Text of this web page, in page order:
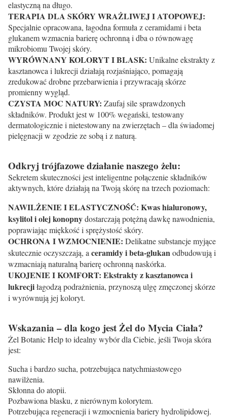
elastyczną na długo.
TERAPIA DLA SKÓRY WRAŻLIWEJ I ATOPOWEJ:
Specjalnie opracowana, łagodna formuła z ceramidami i beta
glukanem wzmacnia barierę ochronną i dba o równowagę
mikrobiomu Twojej skóry.
WYRÓWNANY KOLORYT I BLASK: Unikalne ekstrakty z
kasztanowca i lukrecji działają rozjaśniająco, pomagają
zredukować drobne przebarwienia i przywracają skórze
promienny wygląd.
CZYSTA MOC NATURY: Zaufaj sile sprawdzonych
składników. Produkt jest w 100% wegański, testowany
dermatologicznie i nietestowany na zwierzętach – dla świadomej
pielęgnacji w zgodzie ze sobą i z naturą.
Odkryj trójfazowe działanie naszego żelu:
Sekretem skuteczności jest inteligentne połączenie składników
aktywnych, które działają na Twoją skórę na trzech poziomach:
NAWILŻENIE I ELASTYCZNOŚĆ: Kwas hialuronowy,
ksylitol i olej konopnydostarczają potężną dawkę nawodnienia,
poprawiając miękkość i sprężystość skóry.
OCHRONA I WZMOCNIENIE: Delikatne substancje myjące
skutecznie oczyszczają, a ceramidy i beta-glukanodbudowują i
wzmacniają naturalną barierę ochronną naskórka.
UKOJENIE I KOMFORT: Ekstrakty z kasztanowca i
lukrecjiłagodzą podrażnienia, przynoszą ulgę zmęczonej skórze
i wyrównują jej koloryt.
Wskazania – dla kogo jest Żel do Mycia Ciała?
Żel Botanic Help to idealny wybór dla Ciebie, jeśli Twoja skóra
jest:
Sucha i bardzo sucha, potrzebująca natychmiastowego
nawilżenia.
Skłonna do atopii.
Pozbawiona blasku, z nierównym kolorytem.
Potrzebująca regeneracji i wzmocnienia bariery hydrolipidowej.